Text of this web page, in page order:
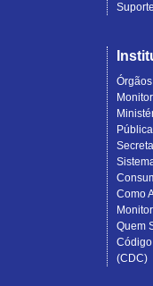
Suporte
Pública
Como
Quem
(CDC)